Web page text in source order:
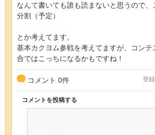
なんて書いても誰も読まないと思うので、
分割（予定）
とか考えてます。
基本カクヨム参戦を考えてますが、コンテ
合ではこっちになるかもですね！
コメント 0件 登
コメントを投稿する